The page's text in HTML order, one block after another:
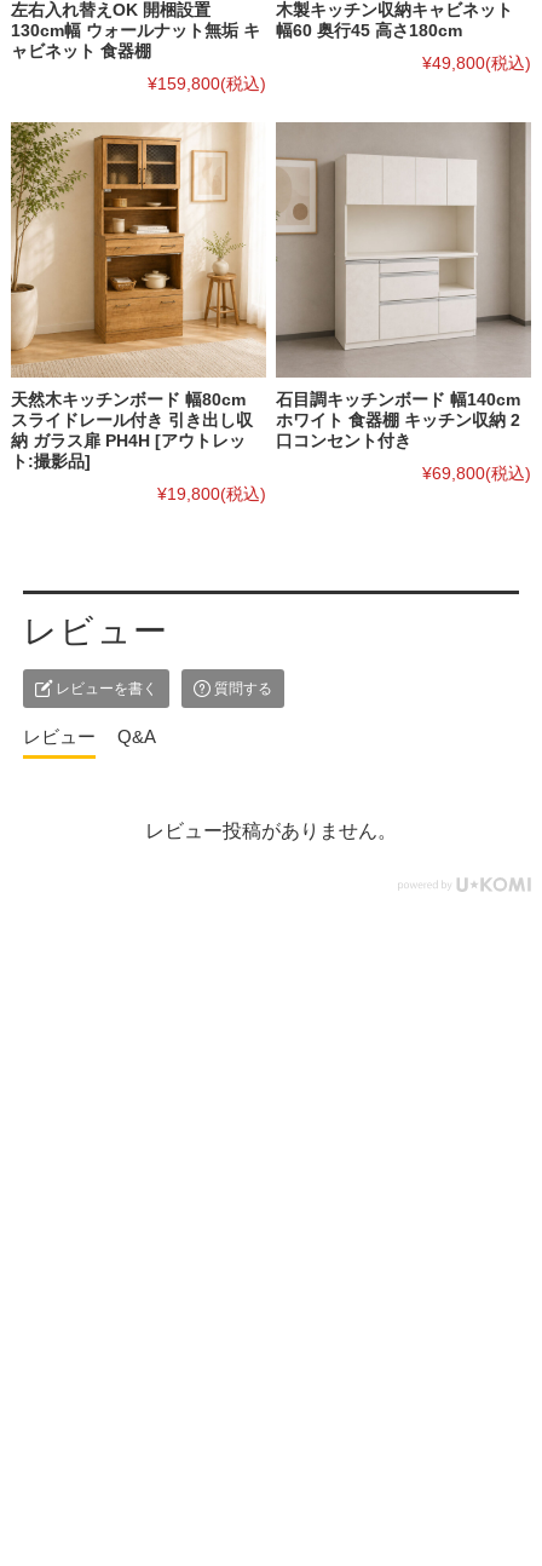
左右入れ替えOK 開梱設置
130cm幅 ウォールナット無垢 キ
ャビネット 食器棚
¥159,800(税込)
木製キッチン収納キャビネット
幅60 奥行45 高さ180cm
¥49,800(税込)
天然木キッチンボード 幅80cm
スライドレール付き 引き出し収
納 ガラス扉 PH4H [アウトレッ
ト:撮影品]
¥19,800(税込)
石目調キッチンボード 幅140cm
ホワイト 食器棚 キッチン収納 2
口コンセント付き
¥69,800(税込)
レビュー
レビューを書く 質問する
レビュー Q&A
レビュー投稿がありません。